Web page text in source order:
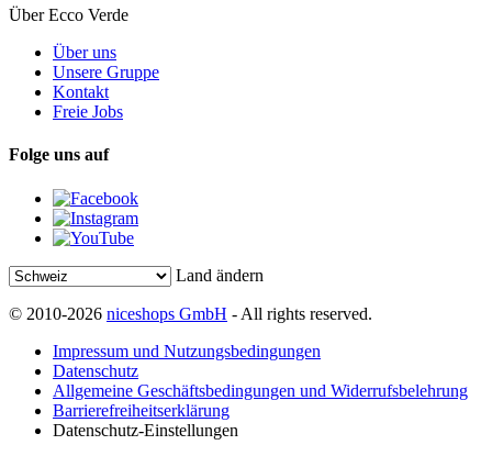
Über Ecco Verde
Über uns
Unsere Gruppe
Kontakt
Freie Jobs
Folge uns auf
Land ändern
© 2010-2026 niceshops GmbH - All rights reserved.
Impressum und Nutzungsbedingungen
Datenschutz
Allgemeine Geschäftsbedingungen und Widerrufsbelehrung
Barrierefreiheitserklärung
Datenschutz-Einstellungen